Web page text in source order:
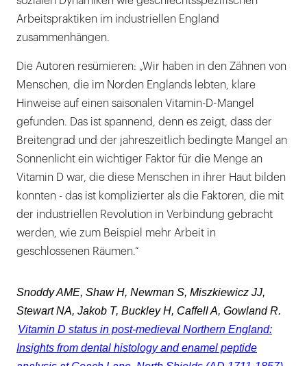
Arbeitspraktiken im industriellen England
zusammenhängen.
Die Autoren resümieren: „Wir haben in den Zähnen von
Menschen, die im Norden Englands lebten, klare
Hinweise auf einen saisonalen Vitamin-D-Mangel
gefunden. Das ist spannend, denn es zeigt, dass der
Breitengrad und der jahreszeitlich bedingte Mangel an
Sonnenlicht ein wichtiger Faktor für die Menge an
Vitamin D war, die diese Menschen in ihrer Haut bilden
konnten - das ist komplizierter als die Faktoren, die mit
der industriellen Revolution in Verbindung gebracht
werden, wie zum Beispiel mehr Arbeit in
geschlossenen Räumen.“
Snoddy AME, Shaw H, Newman S, Miszkiewicz JJ,
Stewart NA, Jakob T, Buckley H, Caffell A, Gowland R.
Vitamin D status in post-medieval Northern England:
Insights from dental histology and enamel peptide